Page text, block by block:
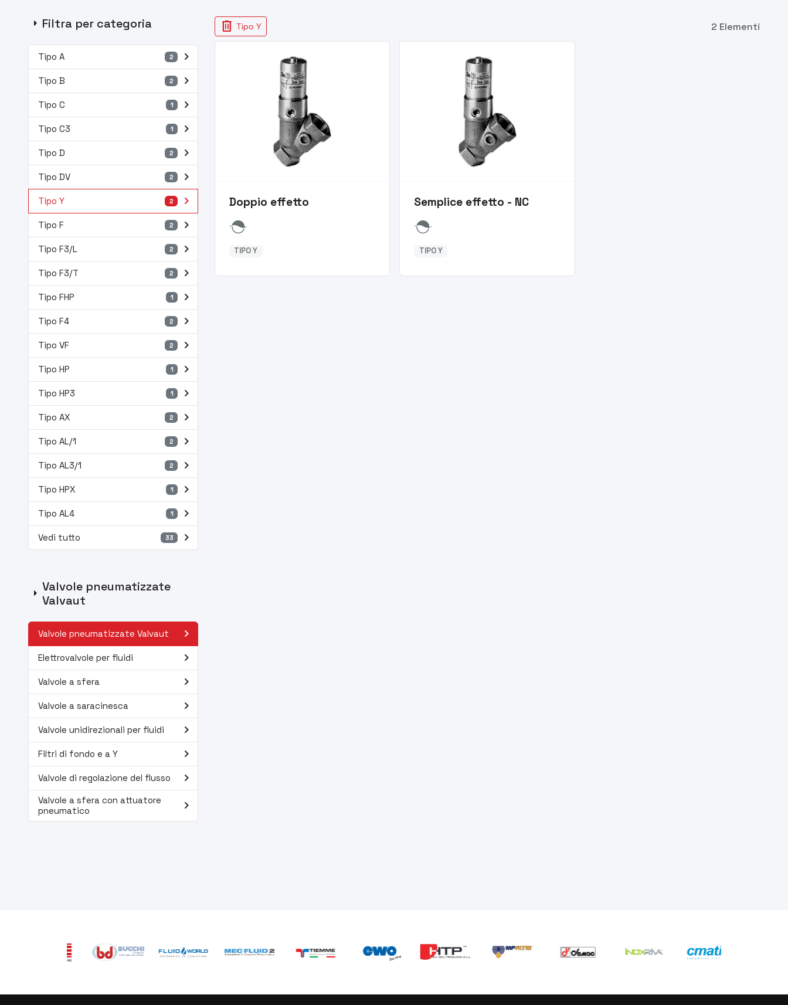
arrow_right Filtra per categoria
Tipo A 2 navigate_next
Tipo B 2 navigate_next
Tipo C 1 navigate_next
Tipo C3 1 navigate_next
Tipo D 2 navigate_next
Tipo DV 2 navigate_next
Tipo Y 2 navigate_next
Tipo F 2 navigate_next
Tipo F3/L 2 navigate_next
Tipo F3/T 2 navigate_next
Tipo FHP 1 navigate_next
Tipo F4 2 navigate_next
Tipo VF 2 navigate_next
Tipo HP 1 navigate_next
Tipo HP3 1 navigate_next
Tipo AX 2 navigate_next
Tipo AL/1 2 navigate_next
Tipo AL3/1 2 navigate_next
Tipo HPX 1 navigate_next
Tipo AL4 1 navigate_next
Vedi tutto 33 navigate_next
arrow_right Valvole pneumatizzate
Valvaut
Valvole pneumatizzate Valvaut navigate_next
Elettrovalvole per fluidi navigate_next
Valvole a sfera navigate_next
Valvole a saracinesca navigate_next
Valvole unidirezionali per fluidi navigate_next
Filtri di fondo e a Y navigate_next
Valvole di regolazione del flusso navigate_next
Valvole a sfera con attuatore
pneumatico
navigate_next
delete Tipo Y 2 Elementi
Doppio effetto
TIPO Y
Semplice effetto - NC
TIPO Y